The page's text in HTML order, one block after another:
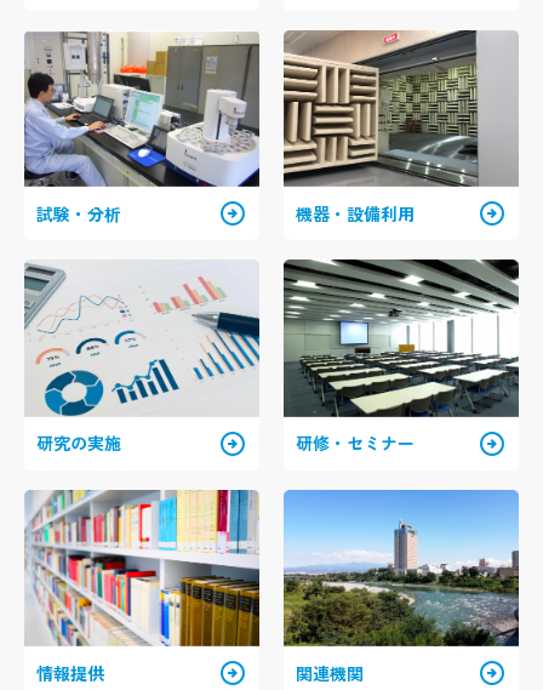
試験・分析 arrow_circle_right 機器・設備利用 arrow_circle_right
研究の実施 arrow_circle_right 研修・セミナー arrow_circle_right
情報提供 arrow_circle_right 関連機関 arrow_circle_right